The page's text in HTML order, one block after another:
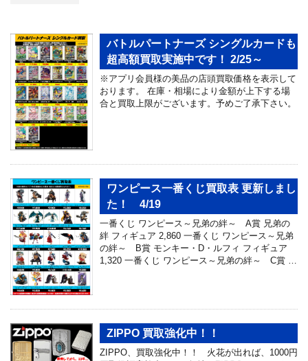
バトルパートナーズ シングルカードも
超高額買取実施中です！ 2/25～
※アプリ会員様の美品の店頭買取価格を表示して
おります。 在庫・相場により金額が上下する場
合と買取上限がございます。予めご了承下さい。
ワンピース一番くじ買取表 更新しまし
た！ 4/19
一番くじ ワンピース～兄弟の絆～ A賞 兄弟の
絆 フィギュア 2,860 一番くじ ワンピース～兄弟
の絆～ B賞 モンキー・D・ルフィ フィギュア
1,320 一番くじ ワンピース～兄弟の絆～ C賞 …
ZIPPO 買取強化中！！
ZIPPO、買取強化中！！ 火花が出れば、1000円